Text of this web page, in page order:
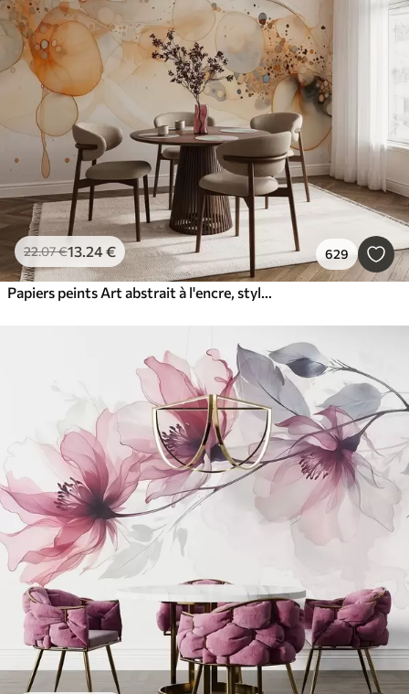
22.07€13.24€ 629
Papiers peints Art abstrait à l'encre, style fluide, palette de couleurs beige